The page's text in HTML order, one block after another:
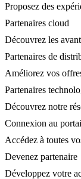
Proposez des
Partenaires cloud
Découvrez les
Partenaires de
Améliorez vos
Partenaires
Découvrez notre
Connexion au
Accédez à toutes
Devenez partenaire
Développez votre